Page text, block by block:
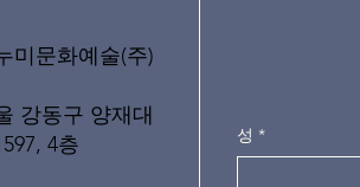
미문화예술(주)
강동구 양재대
4층
성 *